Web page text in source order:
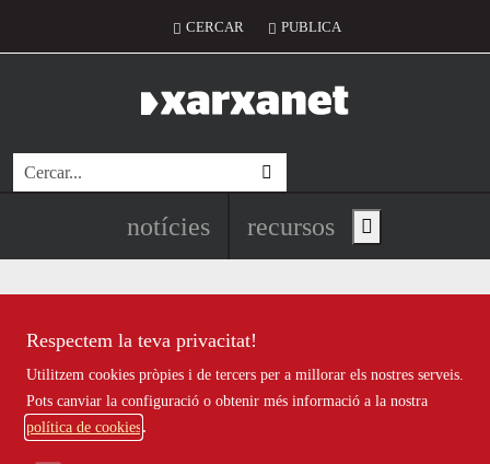
Respectem la teva privacitat!
Utilitzem cookies pròpies i de tercers per a millorar els nostres serveis.
Pots canviar la configuració o obtenir més informació a la nostra
política de cookies
Menú del compte d'usuari
CERCAR PUBLICA
Cerca
Navegació principal de
notícies recursos Show main menu
Inclusió